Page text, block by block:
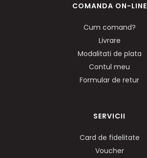
COMANDA ON-LINE
Cum comand?
Livrare
Modalitati de plata
Contul meu
Formular de retur
SERVICII
Card de fidelitate
Voucher